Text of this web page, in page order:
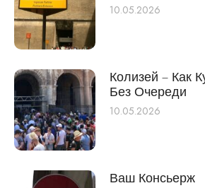
10.05.2026
Колизей – Как
Без Очереди
10.05.2026
Ваш Консьерж